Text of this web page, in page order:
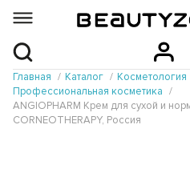
Главная Каталог
Косметология
Профессиональная косметика
ANGIOPHARM Крем для сухой и
CORNEOTHERAPY, Россия